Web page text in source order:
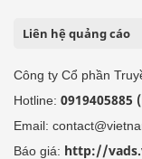
Liên hệ quảng cáo
Công ty Cổ phần
Hotline: 0919405885
Email:
Báo giá: http://